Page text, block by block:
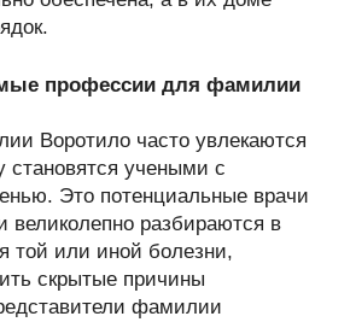
профессии для фамилии
Воротило часто увлекаются
становятся учеными с
Это потенциальные врачи
великолепно разбираются в
той или иной болезни,
скрытые причины
фамилии